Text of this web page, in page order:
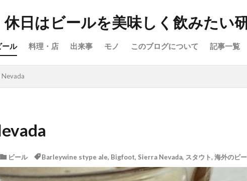
休日はビールを美味しく飲みたい
ール 料理・店 出来事 モノ このブログについて 記事一覧
ビール Barleywine stype ale, Bigfoot, Sierra Nevada, スタウト, 海外のビ